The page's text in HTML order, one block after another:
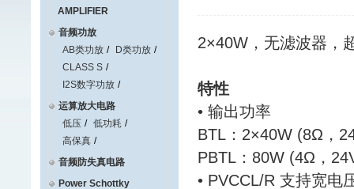
AMPLIFIER
音频功放
AB类功放
D类功放
CLASS S
I2S数字功放
运算放大电路
低压
低功耗
高保真
音频防失真电路
Power Schottky
2×40W，无滤波器，
特性
• 输出功率
BTL：2×40W (8Ω，
PBTL：80W (4Ω，
• PVCCL/R 支持宽电